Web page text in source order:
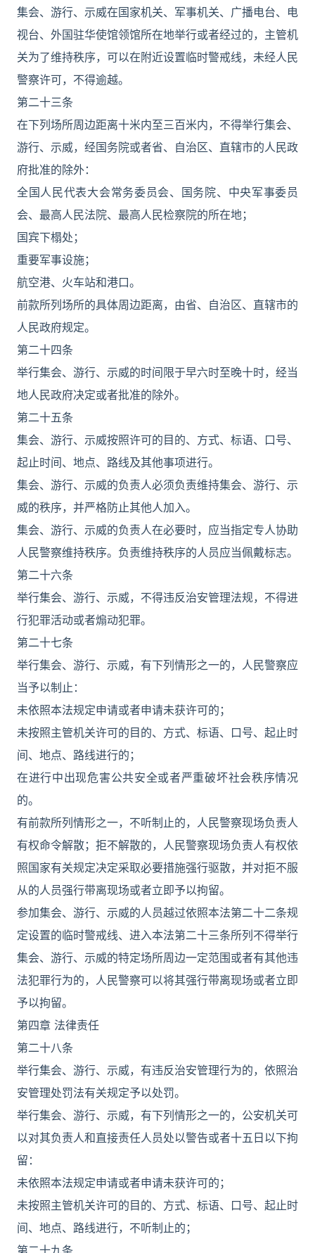
集会、游行、示威在国家机关、军事机关、广播电台、电
视台、外国驻华使馆领馆所在地举行或者经过的，主管机
关为了维持秩序，可以在附近设置临时警戒线，未经人民
警察许可，不得逾越。
第二十三条
在下列场所周边距离十米内至三百米内，不得举行集会、
游行、示威，经国务院或者省、自治区、直辖市的人民政
府批准的除外：
全国人民代表大会常务委员会、国务院、中央军事委员
会、最高人民法院、最高人民检察院的所在地；
国宾下榻处；
重要军事设施；
航空港、火车站和港口。
前款所列场所的具体周边距离，由省、自治区、直辖市的
人民政府规定。
第二十四条
举行集会、游行、示威的时间限于早六时至晚十时，经当
地人民政府决定或者批准的除外。
第二十五条
集会、游行、示威按照许可的目的、方式、标语、口号、
起止时间、地点、路线及其他事项进行。
集会、游行、示威的负责人必须负责维持集会、游行、示
威的秩序，并严格防止其他人加入。
集会、游行、示威的负责人在必要时，应当指定专人协助
人民警察维持秩序。负责维持秩序的人员应当佩戴标志。
第二十六条
举行集会、游行、示威，不得违反治安管理法规，不得进
行犯罪活动或者煽动犯罪。
第二十七条
举行集会、游行、示威，有下列情形之一的，人民警察应
当予以制止：
未依照本法规定申请或者申请未获许可的；
未按照主管机关许可的目的、方式、标语、口号、起止时
间、地点、路线进行的；
在进行中出现危害公共安全或者严重破坏社会秩序情况
的。
有前款所列情形之一，不听制止的，人民警察现场负责人
有权命令解散；拒不解散的，人民警察现场负责人有权依
照国家有关规定决定采取必要措施强行驱散，并对拒不服
从的人员强行带离现场或者立即予以拘留。
参加集会、游行、示威的人员越过依照本法第二十二条规
定设置的临时警戒线、进入本法第二十三条所列不得举行
集会、游行、示威的特定场所周边一定范围或者有其他违
法犯罪行为的，人民警察可以将其强行带离现场或者立即
予以拘留。
第四章 法律责任
第二十八条
举行集会、游行、示威，有违反治安管理行为的，依照治
安管理处罚法有关规定予以处罚。
举行集会、游行、示威，有下列情形之一的，公安机关可
以对其负责人和直接责任人员处以警告或者十五日以下拘
留：
未依照本法规定申请或者申请未获许可的；
未按照主管机关许可的目的、方式、标语、口号、起止时
间、地点、路线进行，不听制止的；
第二十九条